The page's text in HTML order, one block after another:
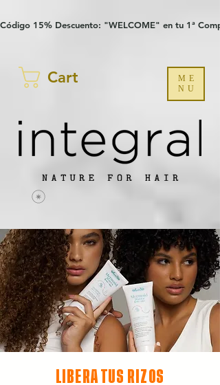
Código 15% Descuento: "WELCOME" en tu 1ª
Cart
ME
NU
LIBERA TUS RIZOS